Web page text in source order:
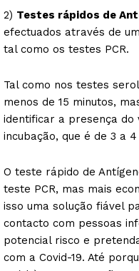
2) Testes rápidos de
efectuados através de
tal como os testes PCR.
Tal como nos testes
menos de 15 minutos,
identificar a presença
incubação, que é de 3 a 4
O teste rápido de
teste PCR, mas mais
isso uma solução fiável
contacto com pessoas
potencial risco e
com a Covid-19. Até